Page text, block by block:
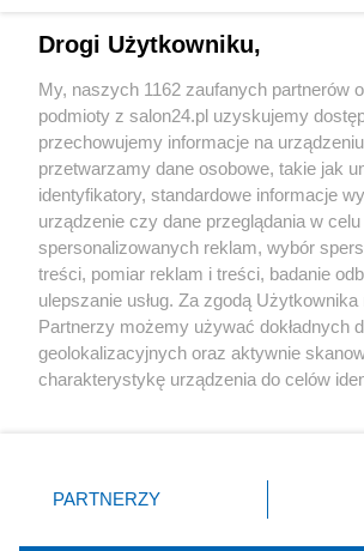
Sport
Społeczeństwo
Kultura
X Facebook Instagram
Drogi Użytkowniku,
My, naszych 1162 zaufanych partnerów
podmioty z salon24.pl uzyskujemy
przechowujemy informacje na
przetwarzamy dane osobowe, takie jak
identyfikatory, standardowe informacje
urządzenie czy dane przeglądania w
spersonalizowanych reklam, wybór
treści, pomiar reklam i treści, badanie
ulepszanie usług. Za zgodą
Partnerzy możemy używać dokładnych
geolokalizacyjnych oraz aktywnie
charakterystykę urządzenia do celów
zmienić/wycofać klikając przycisk
znajdujący się w lewym dolnym rogu
rodzaje przetwarzania danych nie
PARTNERZY